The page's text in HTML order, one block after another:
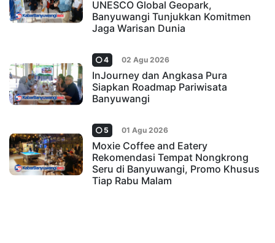
UNESCO Global Geopark,
Banyuwangi Tunjukkan Komitmen
Jaga Warisan Dunia
4 02 Agu 2026
InJourney dan Angkasa Pura
Siapkan Roadmap Pariwisata
Banyuwangi
5 01 Agu 2026
Moxie Coffee and Eatery
Rekomendasi Tempat Nongkrong
Seru di Banyuwangi, Promo Khusus
Tiap Rabu Malam